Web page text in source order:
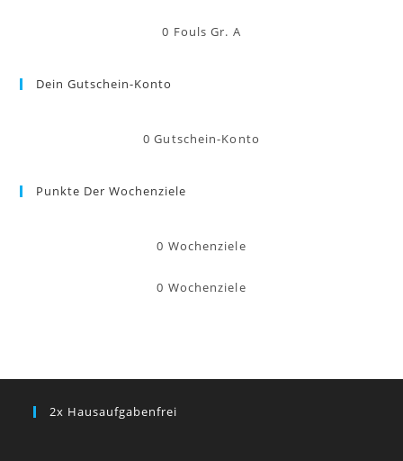
0 Fouls Gr. A
Dein Gutschein-Konto
0 Gutschein-Konto
Punkte Der Wochenziele
0 Wochenziele
0 Wochenziele
2x Hausaufgabenfrei